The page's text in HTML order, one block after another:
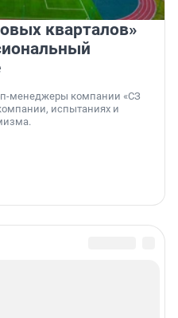
кварталов»
менеджеры компании «СЗ
испытаниях и